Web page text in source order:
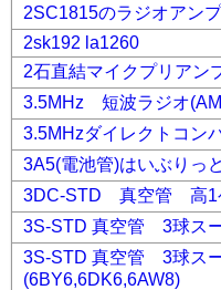
2SC1815のラジオアン
2sk192 la1260
2石直結マイクプリアン
3.5MHz 短波ラジオ
3.5MHzダイレクトコン
3A5(電池管)はいぶりっ
3DC-STD 真空管 高1
3S-STD 真空管 3球ス
3S-STD 真空管 3球ス
(6BY6,6DK6,6AW8)